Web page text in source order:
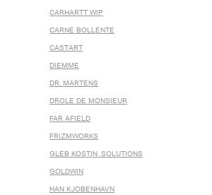
CARHARTT WIP
CARNE BOLLENTE
CASTART
DIEMME
DR. MARTENS
DROLE DE MONSIEUR
FAR AFIELD
FRIZMWORKS
GLEB KOSTIN .SOLUTIONS
GOLDWIN
HAN KJOBENHAVN